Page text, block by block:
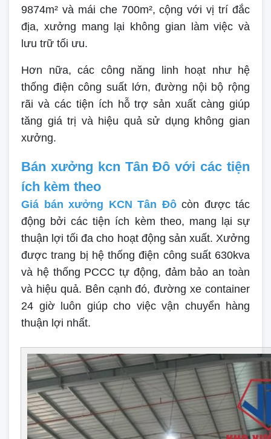
9874m² và mái che 700m², cộng với vị trí đắc
địa, xưởng mang lại không gian làm việc và
lưu trữ tối ưu.
Hơn nữa, các công năng linh hoạt như hệ
thống điện công suất lớn, đường nội bộ rộng
rãi và các tiện ích hỗ trợ sản xuất càng giúp
tăng giá trị và hiệu quả sử dụng không gian
xưởng.
Bán xưởng kcn Tân Đô với các tiện
ích kèm theo
Giá bán xưởng KCN Tân Đôcòn được tác
động bởi các tiện ích kèm theo, mang lại sự
thuận lợi tối đa cho hoạt động sản xuất. Xưởng
được trang bị hệ thống điện công suất 630kva
và hệ thống PCCC tự động, đảm bảo an toàn
và hiệu quả. Bên cạnh đó, đường xe container
24 giờ luôn giúp cho việc vận chuyển hàng
thuận lợi nhất.